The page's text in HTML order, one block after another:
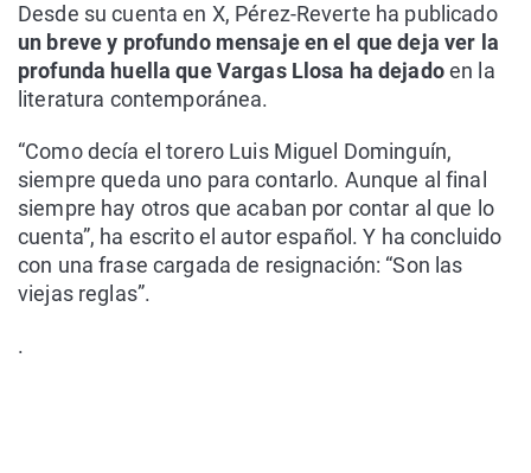
Desde su cuenta en X, Pérez-Reverte ha publicado
un breve y profundo mensaje en el que deja ver la
profunda huella que Vargas Llosa ha dejadoen la
literatura contemporánea.
“Como decía el torero Luis Miguel Dominguín,
siempre queda uno para contarlo. Aunque al final
siempre hay otros que acaban por contar al que lo
cuenta”, ha escrito el autor español. Y ha concluido
con una frase cargada de resignación: “Son las
viejas reglas”.
.